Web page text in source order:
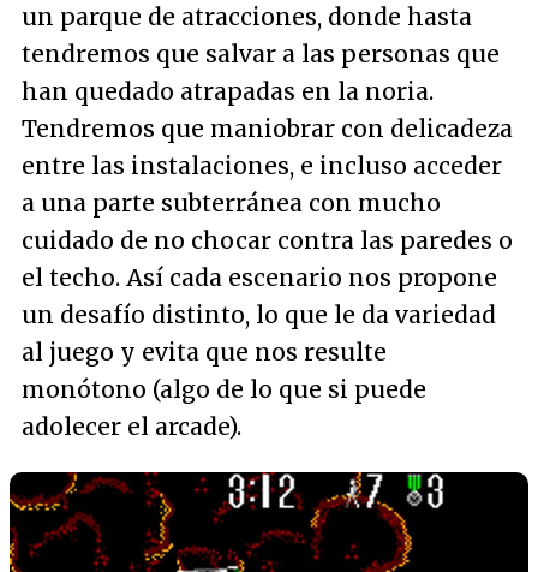
un parque de atracciones, donde hasta
tendremos que salvar a las personas que
han quedado atrapadas en la noria.
Tendremos que maniobrar con delicadeza
entre las instalaciones, e incluso acceder
a una parte subterránea con mucho
cuidado de no chocar contra las paredes o
el techo. Así cada escenario nos propone
un desafío distinto, lo que le da variedad
al juego y evita que nos resulte
monótono (algo de lo que si puede
adolecer el arcade).